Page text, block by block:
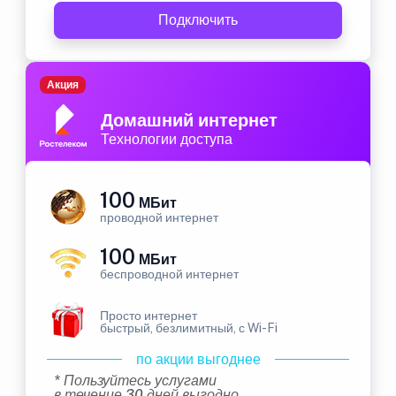
Подключить
Домашний интернет
Технологии доступа
Акция
100 МБит
проводной интернет
100 МБит
беспроводной интернет
Просто интернет
быстрый, безлимитный, с Wi-Fi
по акции выгоднее
* Пользуйтесь услугами